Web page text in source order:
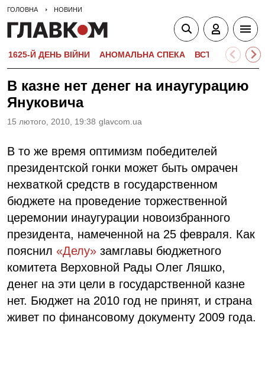
ГОЛОВНА НОВИНИ
1625-Й ДЕНЬ ВІЙНИ АНОМАЛЬНА СПЕКА ВСТУПНА
В казне нет денег на инаугурацию
Януковича
15 лютого, 2010, 19:38 glavcom.ua
В то же время оптимизм победителей
президентской гонки может быть омрачен
нехваткой средств в государственном
бюджете на проведение торжественной
церемонии инаугурации новоизбранного
президента, намеченной на 25 февраля. Как
пояснил «Делу» замглавы бюджетного
комитета Верховной Рады Олег Ляшко,
денег на эти цели в государственной казне
нет. Бюджет на 2010 год не принят, и страна
живет по финансовому документу 2009 года.